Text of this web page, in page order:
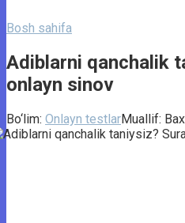
Bosh sahifa
Adiblarni qanchalik
onlayn sinov
Bo‘lim: Onlayn testlarMuallif: